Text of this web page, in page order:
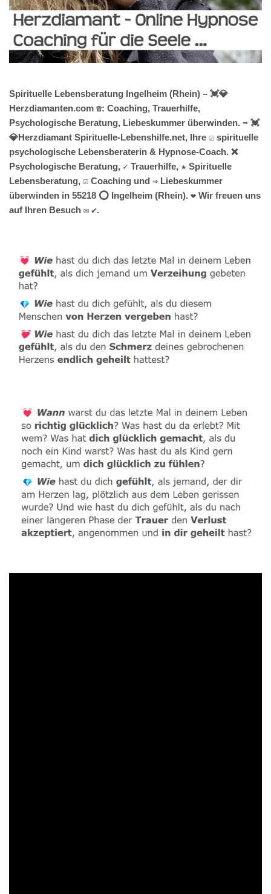
Spirituelle Lebensberatung Ingelheim (Rhein) – 💓️💎
Herzdiamanten.com ☎️: Coaching, Trauerhilfe,
Psychologische Beratung, Liebeskummer überwinden. ➡️ 💓️
💎Herzdiamant Spirituelle-Lebenshilfe.net, Ihre ☑️ spirituelle
psychologische Lebensberaterin & Hypnose-Coach. ❌
Psychologische Beratung, ✓ Trauerhilfe, ★ Spirituelle
Lebensberatung, ☑️ Coaching und ⇒ Liebeskummer
überwinden in 55218 ⭕ Ingelheim (Rhein). ❤ Wir freuen uns
auf Ihren Besuch ✉ ✔.